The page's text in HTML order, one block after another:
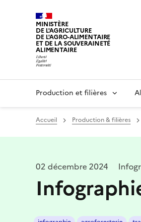
MINISTÈRE
DE L'AGRICULTURE
DE L'AGRO-ALIMENTAIRE
ET DE LA SOUVERAINETÉ
ALIMENTAIRE
Production et filières
Accueil Production & filières
02 décembre 2024